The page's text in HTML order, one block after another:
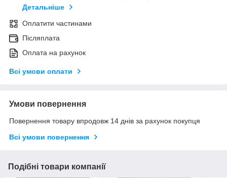
Детальніше
Оплатити частинами
Післяплата
Оплата на рахунок
Всі умови оплати
Умови повернення
Повернення товару впродовж 14 днів за рахунок покупця
Всі умови повернення
Подібні товари компанії